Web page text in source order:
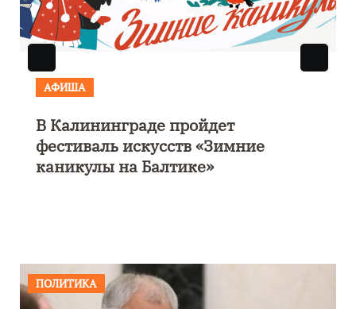
АФИША
В Калининграде пройдет
фестиваль искусств «Зимние
каникулы на Балтике»
ПОЛИТИКА